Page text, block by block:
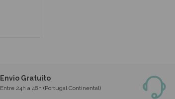
Envio Gratuito
Entre 24h a 48h (Portugal Continental)